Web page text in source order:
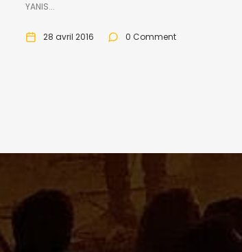
YANIS...
28 avril 2016 0 Comment